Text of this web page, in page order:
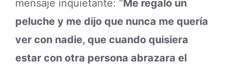
mensaje inquietante: “ Me regaló un
peluche y me dijo que nunca me quería
ver con nadie, que cuando quisiera
estar con otra persona abrazara el